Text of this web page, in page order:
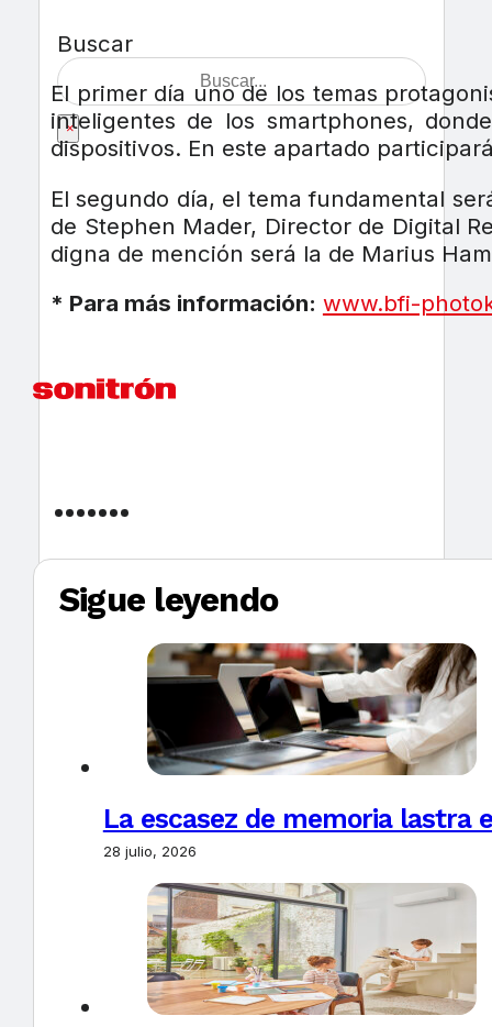
Buscar
×
El primer día uno de los temas
inteligentes de los smartphones,
dispositivos. En este apartado
El segundo día, el tema fundamental
de Stephen Mader, Director de Digital
digna de mención será la de Marius
* Para más información: www.bfi-
Sigue leyendo
La escasez de memoria lastra
28 julio, 2026